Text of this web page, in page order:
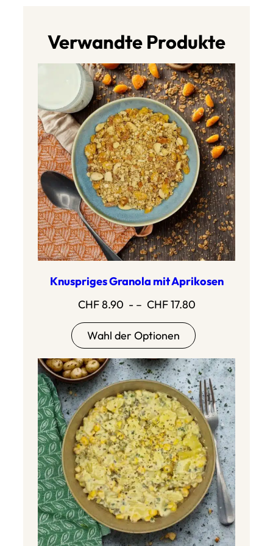
Verwandte Produkte
Knuspriges Granola mit Aprikosen
CHF8.90 - – CHF17.80Preisspanne:
8,90
CHF
17,80
Wahl der Optionen